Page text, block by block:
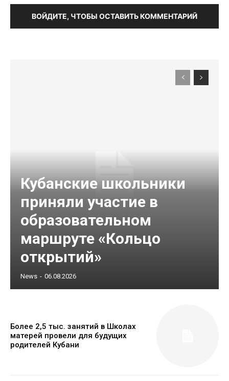
ВОЙДИТЕ, ЧТОБЫ ОСТАВИТЬ КОММЕНТАРИЙ
Кубанские школьники
приняли участие в
образовательном
маршруте «Кольцо
открытий»
News - 06.08.2026
Более 2,5 тыс. занятий в Школах
матерей провели для будущих
родителей Кубани